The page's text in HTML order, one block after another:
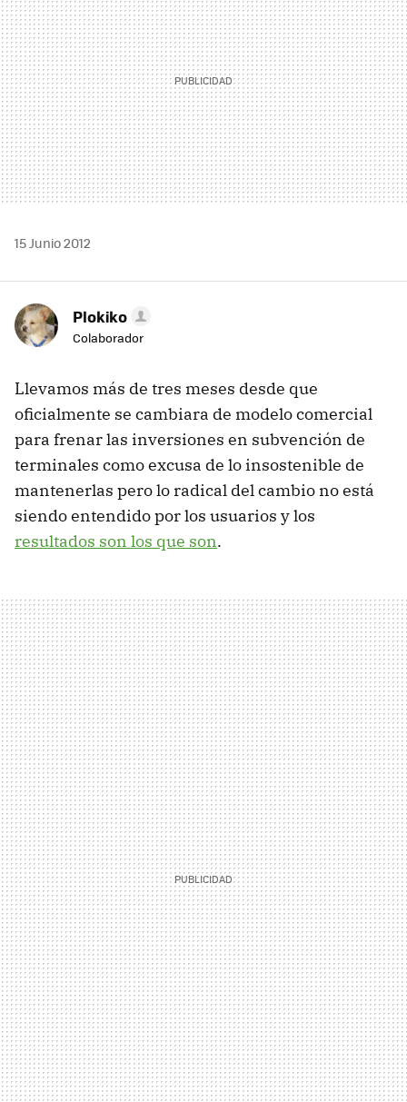
15 Junio 2012
Plokiko
Colaborador
Llevamos más de tres meses desde que
oficialmente se cambiara de modelo comercial
para frenar las inversiones en subvención de
terminales como excusa de lo insostenible de
mantenerlas pero lo radical del cambio no está
siendo entendido por los usuarios y los
resultados son los que son.